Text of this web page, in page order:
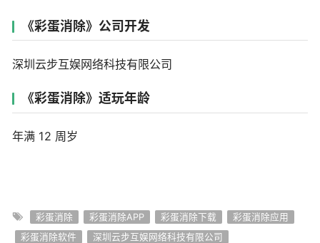
《彩蛋消除》公司开发
深圳云步互娱网络科技有限公司
《彩蛋消除》适玩年龄
年满 12 周岁
彩蛋消除 彩蛋消除APP 彩蛋消除下载
彩蛋消除应用
彩蛋消除软件
深圳云步互娱网络科技有限公司